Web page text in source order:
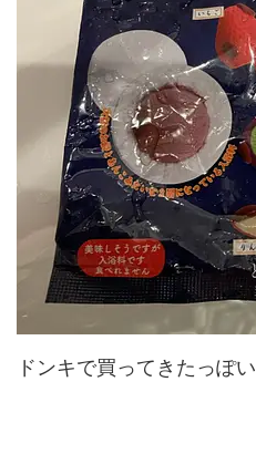
ドンキで買ってきたっぽい